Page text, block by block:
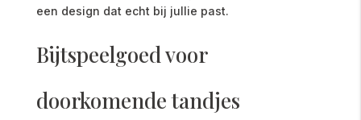
een design dat echt bij jullie past.
Bijtspeelgoed voor
doorkomende tandjes